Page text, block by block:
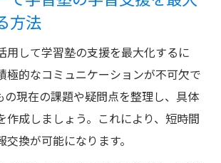
導く質問のしかたガイド
効果的なフィードバックを得る質
方法
用して学習塾の支援を最大化するに
極的なコミュニケーションが不可欠で
の現在の課題や疑問点を整理し、具体
作成しましょう。これにより、短時間
換が可能になります。